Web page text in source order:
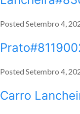
Posted Setembro 4,
Posted Setembro 4,
Carro